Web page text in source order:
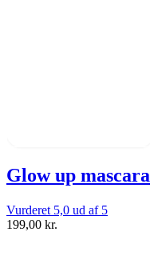
Glow up mascara
Vurderet 5,0 ud af 5
199,00 kr.